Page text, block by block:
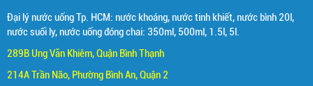
Đại lý nước uống Tp. HCM: nước khoáng, nước tinh khiết, nước bình 20l,
nước suối ly, nước uống đóng chai: 350ml, 500ml, 1.5l, 5l.
289B Ung Văn Khiêm, Quận Bình Thạnh
214A Trần Não, Phường Bình An, Quận 2